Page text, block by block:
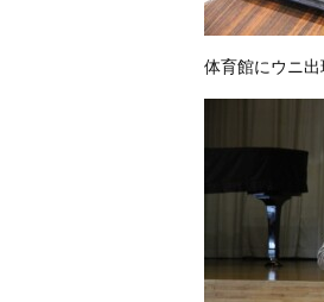
体育館にウニ出